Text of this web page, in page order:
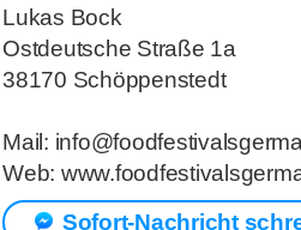
Lukas Bock
Ostdeutsche Straße 1a
38170 Schöppenstedt
Mail:
Web:
Sofort-Nachricht